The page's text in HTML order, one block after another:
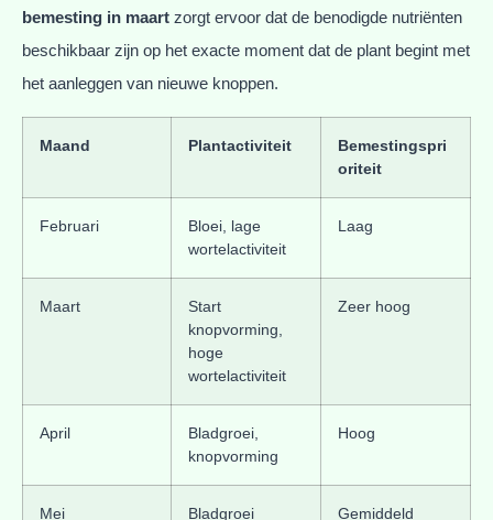
bemesting in maart zorgt ervoor dat de benodigde nutriënten
beschikbaar zijn op het exacte moment dat de plant begint met
het aanleggen van nieuwe knoppen.
Maand Plantactiviteit
Bemestingspri
oriteit
Februari
Bloei, lage
wortelactiviteit
Laag
Maart
Start
knopvorming,
hoge
wortelactiviteit
Zeer hoog
April
Bladgroei,
knopvorming
Hoog
Mei Bladgroei Gemiddeld